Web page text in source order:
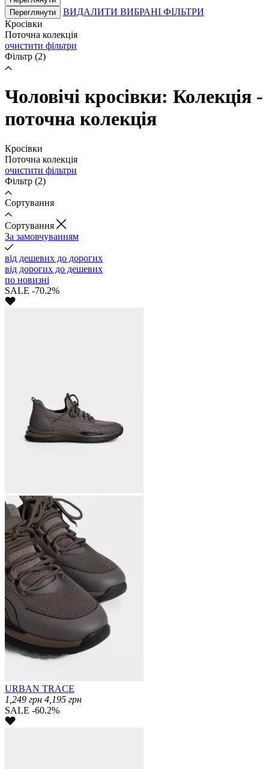
Переглянути
ВИДАЛИТИ ВИБРАНІ ФІЛЬТРИ
Кросівки
Поточна колекція
очистити фільтри
Фільтр (2)
Чоловічі кросівки: Колекція -
поточна колекція
Кросівки
Поточна колекція
очистити фільтри
Фільтр (2)
Сортування
Cортування
За замовчуванням
від дешевих до дорогих
від дорогих до дешевих
по новизні
SALE -70.2%
URBAN TRACE
1,249 грн 4,195 грн
SALE -60.2%